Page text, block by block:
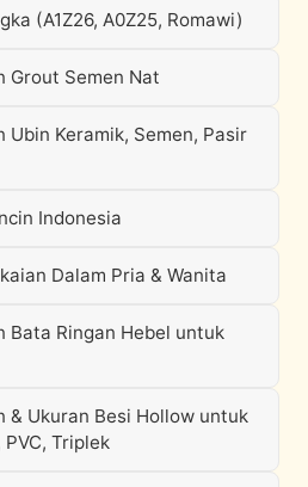
(A1Z26, A0Z25, Romawi)
Grout Semen Nat
Ubin Keramik, Semen, Pasir
Indonesia
Dalam Pria & Wanita
Bata Ringan Hebel untuk
& Ukuran Besi Hollow untuk
PVC, Triplek